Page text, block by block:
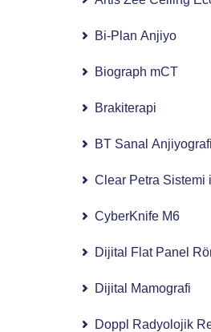
Bi-Plan Anjiyo
Biograph mCT
Brakiterapi
BT Sanal Anjiyografi
Clear Petra Sistemi
CyberKnife M6
Dijital Flat Panel
Dijital Mamografi
Doppl Radyolojik